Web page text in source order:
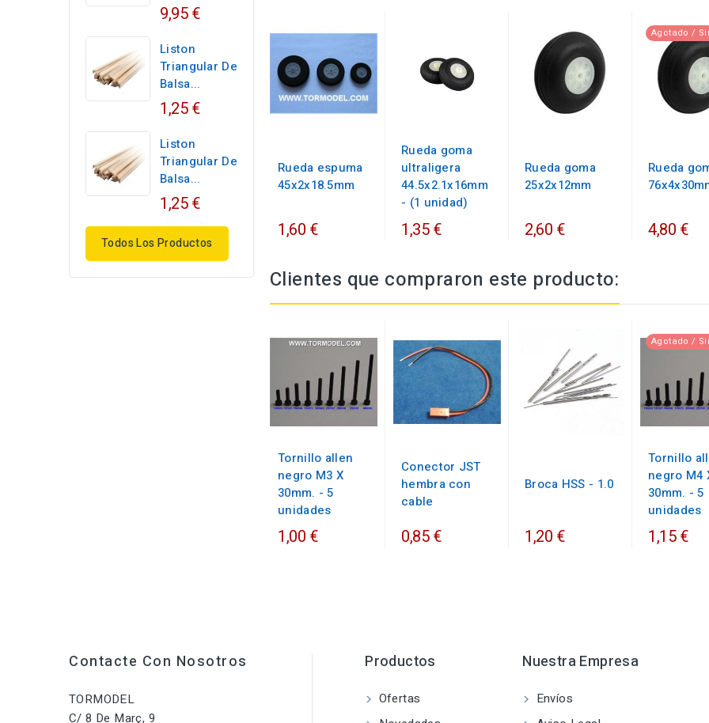
9,95 €
Liston
Triangular De
Balsa...
1,25 €
Liston
Triangular De
Balsa...
1,25 €
Todos Los Productos
Rueda espuma
45x2x18.5mm
1,60 €
Rueda goma
ultraligera
44.5x2.1x16mm
- (1 unidad)
1,35 €
Rueda goma
25x2x12mm
2,60 €
Agotado /
Rueda
4,80 €
Clientes que compraron este producto:
Tornillo allen
negro M3 X
30mm. - 5
unidades
1,00 €
Conector JST
hembra con
cable
0,85 €
Broca HSS - 1.0
1,20 €
Agotado /
Tornillo
negro M4
30mm. - 5
unidades
1,15 €
Contacte Con Nosotros
TORMODEL
C/ 8 De Març, 9
Productos
Ofertas
Nuestra Empresa
Envíos